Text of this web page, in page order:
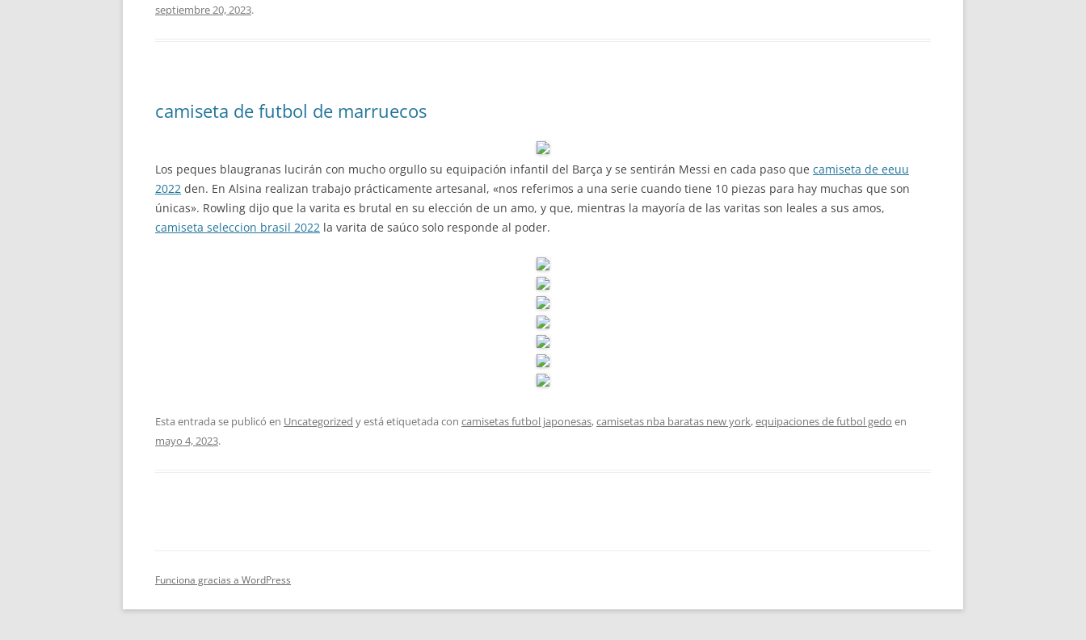
septiembre 20, 2023.
camiseta de futbol de marruecos
Los peques blaugranas lucirán con mucho orgullo su equipación infantil del Barça y se sentirán Messi en cada paso que camiseta de eeuu
2022 den. En Alsina realizan trabajo prácticamente artesanal, «nos referimos a una serie cuando tiene 10 piezas para hay muchas que son
únicas». Rowling dijo que la varita es brutal en su elección de un amo, y que, mientras la mayoría de las varitas son leales a sus amos,
camiseta seleccion brasil 2022 la varita de saúco solo responde al poder.
Esta entrada se publicó en Uncategorized y está etiquetada con camisetas futbol japonesas,camisetas nba baratas new york,equipaciones de futbol gedo en
mayo 4, 2023.
Funciona gracias a WordPress